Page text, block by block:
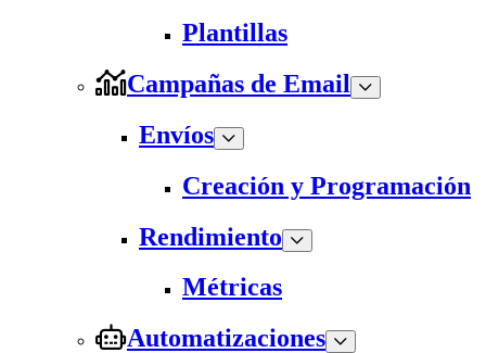
Plantillas
Campañas de Email
Envíos
Creación y Programación
Rendimiento
Métricas
Automatizaciones